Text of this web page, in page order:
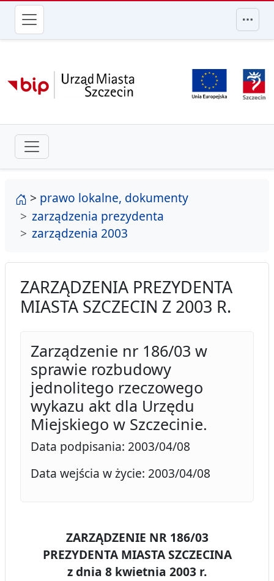
przejdź do głównego menu
strona główna
> prawo lokalne, dokumenty
zarządzenia prezydenta
zarządzenia 2003
ZARZĄDZENIA PREZYDENTA
MIASTA SZCZECIN Z 2003 R.
Zarządzenie nr 186/03 w
sprawie rozbudowy
jednolitego rzeczowego
wykazu akt dla Urzędu
Miejskiego w Szczecinie.
Data podpisania: 2003/04/08
Data wejścia w życie: 2003/04/08
ZARZĄDZENIE NR 186/03
PREZYDENTA MIASTA SZCZECINA
z dnia 8 kwietnia 2003 r.